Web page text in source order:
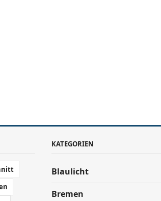
KATEGORIEN
Blaulicht
Bremen